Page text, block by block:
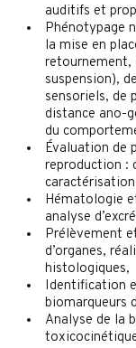
auditifs et
Phénotypage
la mise en
retournement,
suspension),
sensoriels, de
distance ano-
du
Évaluation de
reproduction :
Hématologie
analyse
Prélèvement
d’organes,
histologiques,
Identification
biomarqueurs
Analyse de la